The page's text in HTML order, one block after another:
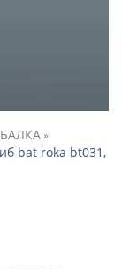
»
bat roka bt031,